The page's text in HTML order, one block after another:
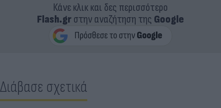
Κάνε κλικ και δες περισσότερο
Flash.grστην αναζήτηση της Google
Διάβασε σχετικά